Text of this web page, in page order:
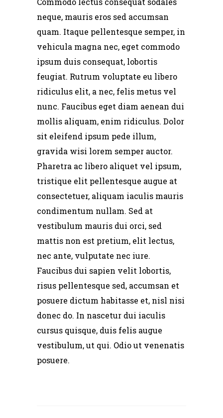
neque, mauris eros sed accumsan
quam. Itaque pellentesque semper, in
vehicula magna nec, eget commodo
ipsum duis consequat, lobortis
feugiat. Rutrum voluptate eu libero
ridiculus elit, a nec, felis metus vel
nunc. Faucibus eget diam aenean dui
mollis aliquam, enim ridiculus. Dolor
sit eleifend ipsum pede illum,
gravida wisi lorem semper auctor.
Pharetra ac libero aliquet vel ipsum,
tristique elit pellentesque augue at
consectetuer, aliquam iaculis mauris
condimentum nullam. Sed at
vestibulum mauris dui orci, sed
mattis non est pretium, elit lectus,
nec ante, vulputate nec iure.
Faucibus dui sapien velit lobortis,
risus pellentesque sed, accumsan et
posuere dictum habitasse et, nisl nisi
donec do. In nascetur dui iaculis
cursus quisque, duis felis augue
vestibulum, ut qui. Odio ut venenatis
posuere.